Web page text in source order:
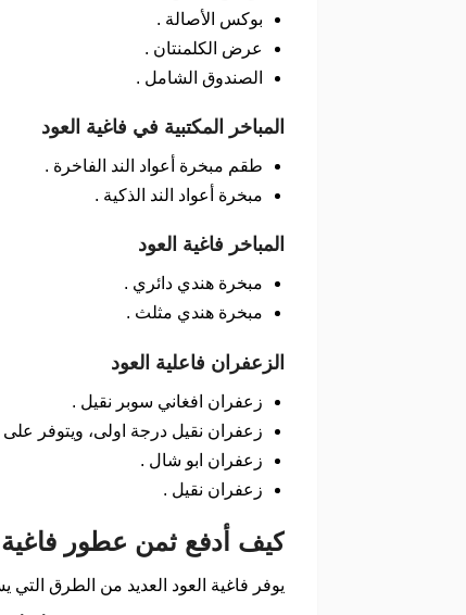
بوكس الأصالة .
عرض الكلمنتان .
الصندوق الشامل .
المباخر المكتبية في فاغية العود
طقم مبخرة أعواد الند الفاخرة .
مبخرة أعواد الند الذكية .
المباخر فاغية العود
مبخرة هندي دائري .
مبخرة هندي مثلث .
الزعفران فاعلية العود
زعفران افغاني سوبر نقيل .
زعفران نقيل درجة اولى، ويتوفر
زعفران ابو شال .
زعفران نقيل .
كيف أدفع ثمن عطور فاغية
يوفر فاغية العود العديد من الطرق